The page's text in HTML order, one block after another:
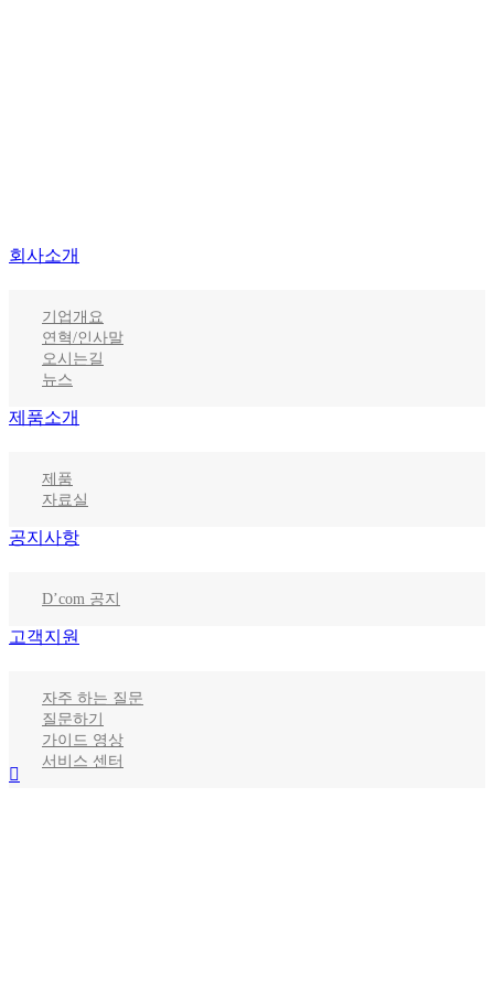
회사소개
기업개요
연혁/인사말
오시는길
뉴스
제품소개
제품
자료실
공지사항
D’com 공지
고객지원
자주 하는 질문
질문하기
가이드 영상
서비스 센터